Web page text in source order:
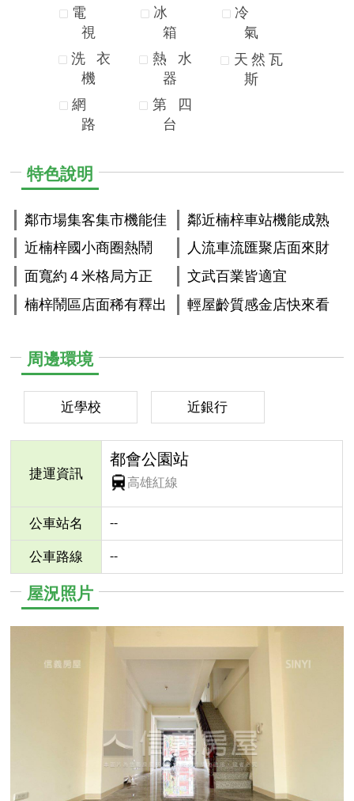
電
視
洗
衣
機
網
路
冰
箱
熱
水
器
第
四
台
冷
氣
天 然 瓦
斯
特色說明
鄰市場集客集市機能佳
近楠梓國小商圈熱鬧
面寬約４米格局方正
楠梓鬧區店面稀有釋出
鄰近楠梓車站機能成熟
人流車流匯聚店面來財
文武百業皆適宜
輕屋齡質感金店快來看
周邊環境
近學校 近銀行
捷運資訊
都會公園站
高雄紅線
公車站名 --
公車路線 --
屋況照片